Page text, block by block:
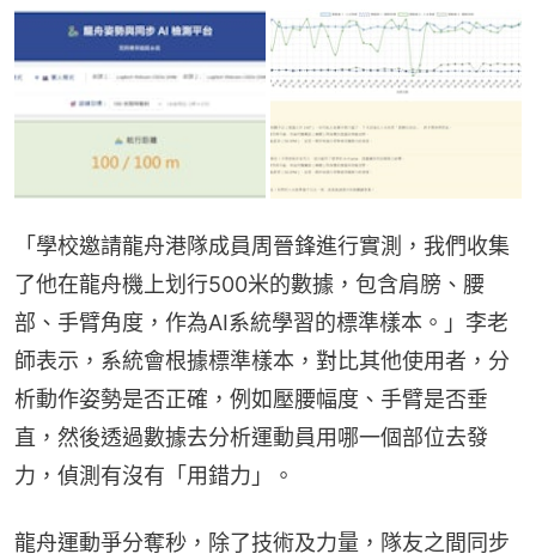
「學校邀請龍舟港隊成員周晉鋒進行實測，我們收集
了他在龍舟機上划行500米的數據，包含肩膀、腰
部、手臂角度，作為AI系統學習的標準樣本。」李老
師表示，系統會根據標準樣本，對比其他使用者，分
析動作姿勢是否正確，例如壓腰幅度、手臂是否垂
直，然後透過數據去分析運動員用哪一個部位去發
力，偵測有沒有「用錯力」。
龍舟運動爭分奪秒，除了技術及力量，隊友之間同步